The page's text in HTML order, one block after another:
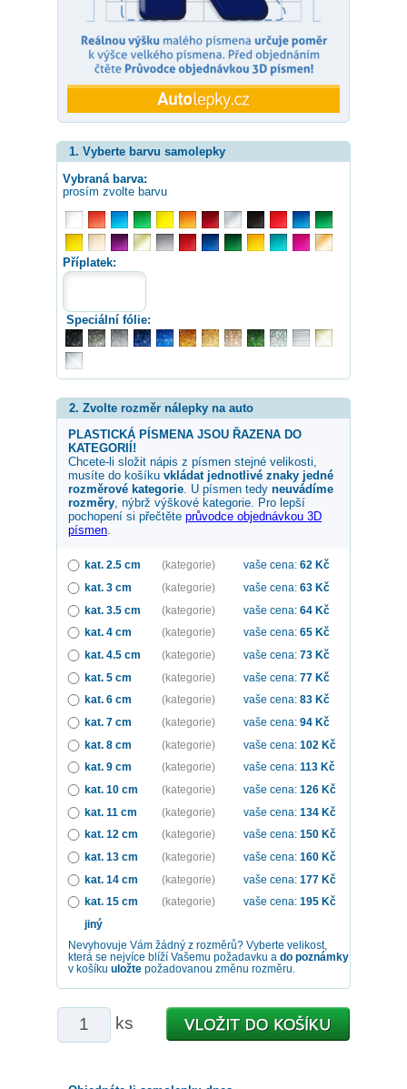
1. Vyberte barvu samolepky
Vybraná barva:
prosím zvolte barvu
Příplatek:
Speciální fólie:
2. Zvolte rozměr nálepky na auto
PLASTICKÁ PÍSMENA JSOU ŘAZENA DO
KATEGORIÍ!
Chcete-li složit nápis z písmen stejné velikosti,
musíte do košíku vkládat jednotlivé znaky jedné
rozměrové kategorie. U písmen tedy neuvádíme
rozměry, nýbrž výškové kategorie. Pro lepší
pochopení si přečtěte průvodce objednávkou 3D
písmen.
kat. 2.5 cm (kategorie) vaše cena: 62 Kč
kat. 3 cm
(kategorie) vaše cena: 63 Kč
kat. 3.5 cm
(kategorie) vaše cena: 64 Kč
kat. 4 cm
(kategorie) vaše cena: 65 Kč
kat. 4.5 cm
(kategorie) vaše cena: 73 Kč
kat. 5 cm
(kategorie) vaše cena: 77 Kč
kat. 6 cm
(kategorie) vaše cena: 83 Kč
kat. 7 cm
(kategorie) vaše cena: 94 Kč
kat. 8 cm
(kategorie) vaše cena: 102 Kč
kat. 9 cm
(kategorie) vaše cena: 113 Kč
kat. 10 cm
(kategorie) vaše cena: 126 Kč
kat. 11 cm
(kategorie) vaše cena: 134 Kč
kat. 12 cm
(kategorie) vaše cena: 150 Kč
kat. 13 cm
(kategorie) vaše cena: 160 Kč
kat. 14 cm
(kategorie) vaše cena: 177 Kč
kat. 15 cm
(kategorie) vaše cena: 195 Kč
jiný
Nevyhovuje Vám žádný z rozměrů? Vyberte velikost,
která se nejvíce blíží Vašemu požadavku a do poznámky
v košíku uložte požadovanou změnu rozměru.
ks